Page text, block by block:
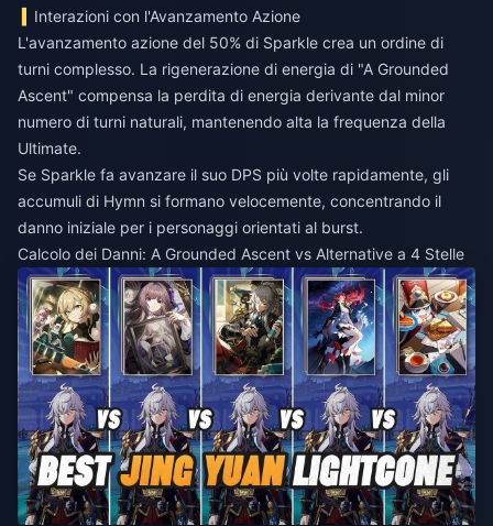
Interazioni con l'Avanzamento Azione
L'avanzamento azione del 50% di Sparkle crea un ordine di
turni complesso. La rigenerazione di energia di "A Grounded
Ascent" compensa la perdita di energia derivante dal minor
numero di turni naturali, mantenendo alta la frequenza della
Ultimate.
Se Sparkle fa avanzare il suo DPS più volte rapidamente, gli
accumuli di Hymn si formano velocemente, concentrando il
danno iniziale per i personaggi orientati al burst.
Calcolo dei Danni: A Grounded Ascent vs Alternative a 4 Stelle